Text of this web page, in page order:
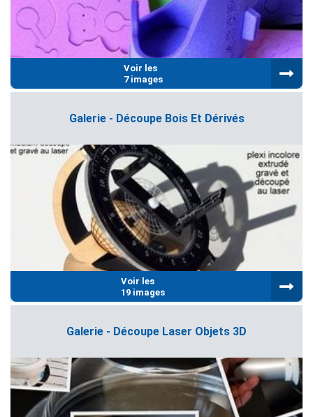
Voir les
7 images
Galerie - Découpe Bois Et Dérivés
Voir les
19 images
Galerie - Découpe Laser Objets 3D